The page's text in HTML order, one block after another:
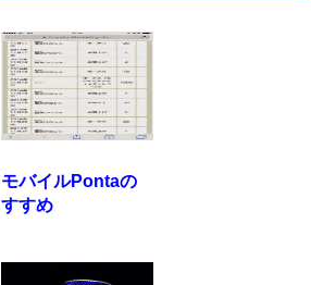
モバイルPontaの
すすめ